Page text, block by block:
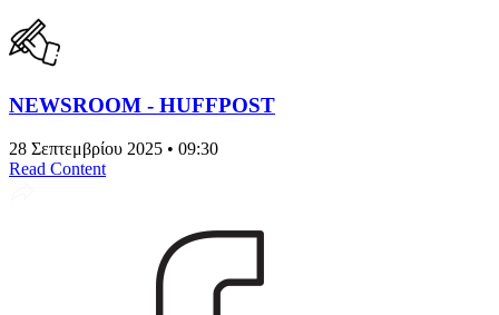
NEWSROOM - HUFFPOST
28 Σεπτεμβρίου 2025 • 09:30
Read Content